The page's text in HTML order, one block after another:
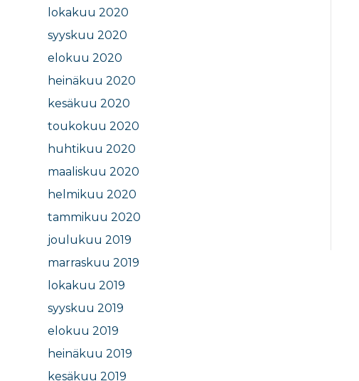
lokakuu 2020
syyskuu 2020
elokuu 2020
heinäkuu 2020
kesäkuu 2020
toukokuu 2020
huhtikuu 2020
maaliskuu 2020
helmikuu 2020
tammikuu 2020
joulukuu 2019
marraskuu 2019
lokakuu 2019
syyskuu 2019
elokuu 2019
heinäkuu 2019
kesäkuu 2019